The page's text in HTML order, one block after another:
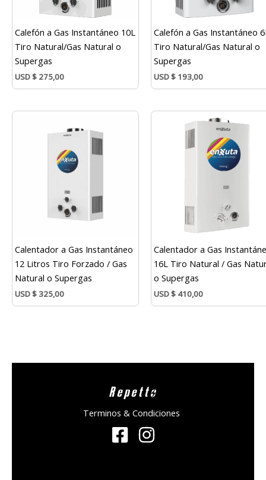
Calefón a Gas Instantáneo 10L
Tiro Natural/Gas Natural o
Supergas
USD$ 275,00
Calefón a Gas Instantáneo
Tiro Natural/Gas Natural o
Supergas
USD$ 193,00
Calentador a Gas Instantáneo
12 Litros Tiro Forzado / Gas
Natural o Supergas
USD$325,00
Calentador a Gas
16L Tiro Natural / Gas
o Supergas
USD$ 410,00
Repetto
Terminos & Condiciones